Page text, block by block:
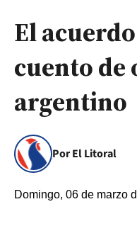
El
cuento de
argentino
Por El Litoral
Domingo, 06 de marzo